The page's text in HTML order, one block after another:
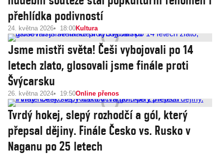
přehlídka podivností
24. května 2026 18:00Kultura
Jsme mistři světa! Češi vybojovali po 14
letech zlato, glosovali jsme finále proti
Švýcarsku
26. května 2024 19:50Online přenos
Tvrdý hokej, slepý rozhodčí a gól, který
přepsal dějiny. Finále Česko vs. Rusko v
Naganu po 25 letech